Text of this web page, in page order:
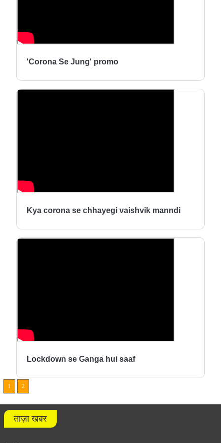
'Corona Se Jung' promo
Kya corona se chhayegi vaishvik manndi
Lockdown se Ganga hui saaf
1 2
ताज़ा खबर